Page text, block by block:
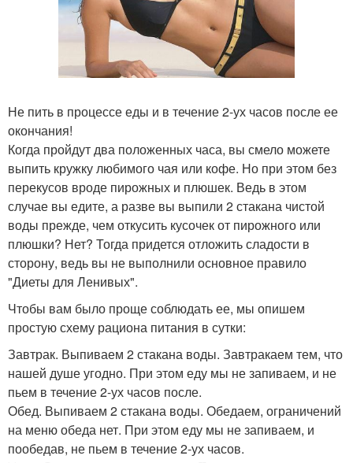
Не пить в процессе еды и в течение 2-ух часов после ее
окончания!
Когда пройдут два положенных часа, вы смело можете
выпить кружку любимого чая или кофе. Но при этом без
перекусов вроде пирожных и плюшек. Ведь в этом
случае вы едите, а разве вы выпили 2 стакана чистой
воды прежде, чем откусить кусочек от пирожного или
плюшки? Нет? Тогда придется отложить сладости в
сторону, ведь вы не выполнили основное правило
"Диеты для Ленивых".
Чтобы вам было проще соблюдать ее, мы опишем
простую схему рациона питания в сутки:
Завтрак. Выпиваем 2 стакана воды. Завтракаем тем, что
нашей душе угодно. При этом еду мы не запиваем, и не
пьем в течение 2-ух часов после.
Обед. Выпиваем 2 стакана воды. Обедаем, ограничений
на меню обеда нет. При этом еду мы не запиваем, и
пообедав, не пьем в течение 2-ух часов.